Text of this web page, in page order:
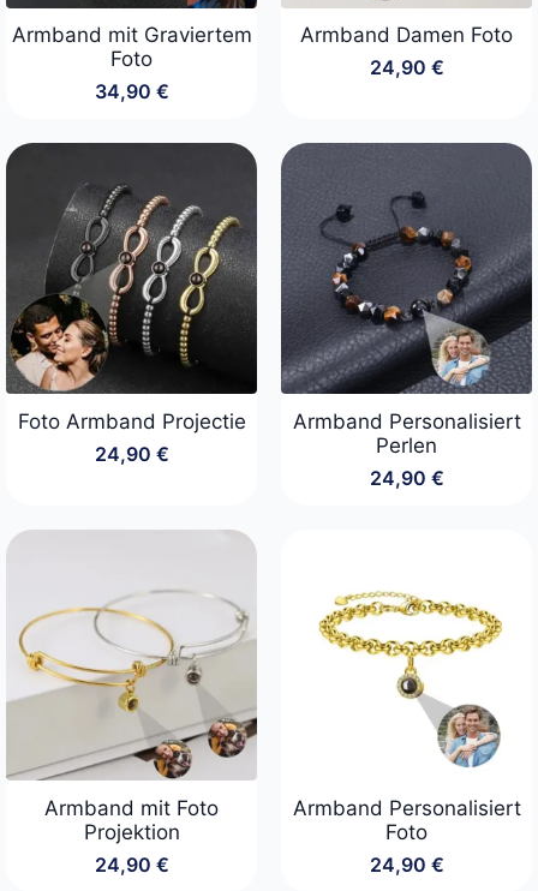
Armband mit Graviertem
Foto
34,90 €
Armband Damen Foto
24,90 €
Foto Armband Projectie
24,90 €
Armband Personalisiert
Perlen
24,90 €
Armband mit Foto
Projektion
24,90 €
Armband Personalisiert
Foto
24,90 €